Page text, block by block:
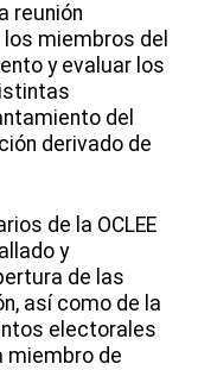
reunión
miembros del
y evaluar los
del
derivado de
de la OCLEE
y
de las
así como de la
electorales
miembro de